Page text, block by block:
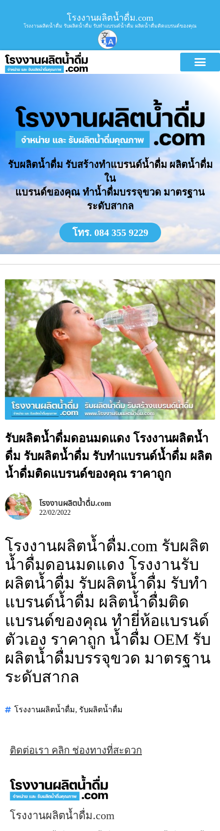
โรงงานผลิตน้ำดื่ม.com
โรงงานผลิตน้ำดื่ม รับผลิตน้ำดื่ม รับทำแบรนด์น้ำดื่ม ผลิตน้ำดื่มติดแบรนด์ของคุณ
รับผลิตน้ำดื่ม รับสร้างทำแบรนด์น้ำดื่ม ผลิตน้ำดื่ม
ใน
แบรนด์ของคุณ ทำน้ำดื่มบรรจุขวด มาตรฐาน
ระดับสากล
โทร. 084 355 9229
รับผลิตน้ำดื่มดอนมดแดง โรงงานผลิตน้ำ
ดื่ม รับผลิตน้ำดื่ม รับทำแบรนด์น้ำดื่ม ผลิต
น้ำดื่มติดแบรนด์ของคุณ ราคาถูก
โรงงานผลิตน้ำดื่ม.com
22/02/2022
โรงงานผลิตน้ำดื่ม.com รับผลิต
น้ำดื่มดอนมดแดง โรงงานรับ
ผลิตน้ำดื่ม รับผลิตน้ำดื่ม รับทำ
แบรนด์น้ำดื่ม ผลิตน้ำดื่มติด
แบรนด์ของคุณ ทำยี่ห้อแบรนด์
ตัวเอง ราคาถูก น้ำดื่ม OEM รับ
ผลิตน้ำดื่มบรรจุขวด มาตรฐาน
ระดับสากล
โรงงานผลิตน้ำดื่ม, รับผลิตน้ำดื่ม
ติดต่อเรา คลิก ช่องทางที่สะดวก
โรงงานผลิตน้ำดื่ม.com